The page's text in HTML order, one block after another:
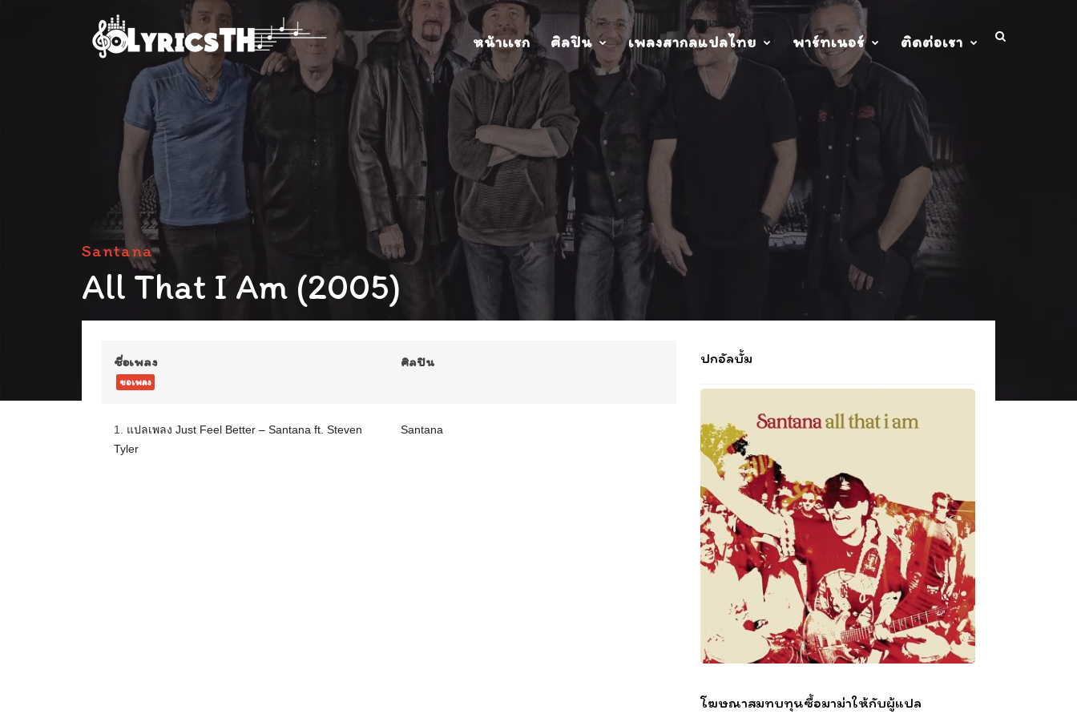
หน้าเเรก ศิลปิน เพลงสากลแปลไทย พาร์ทเนอร์ ติดต่อเรา
Santana
All That I Am (2005)
ชื่อเพลง
ขอเพลง
ศิลปิน
1. แปลเพลง Just Feel Better – Santana ft. Steven
Tyler
Santana
ปกอัลบั้ม
โฆษณาสมทบทุนซื้อมาม่าให้กับผู้แปล